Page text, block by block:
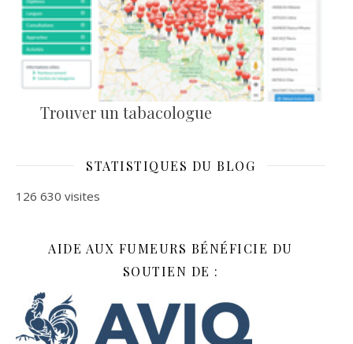
Trouver un tabacologue
STATISTIQUES DU BLOG
126 630 visites
AIDE AUX FUMEURS BÉNÉFICIE DU
SOUTIEN DE :